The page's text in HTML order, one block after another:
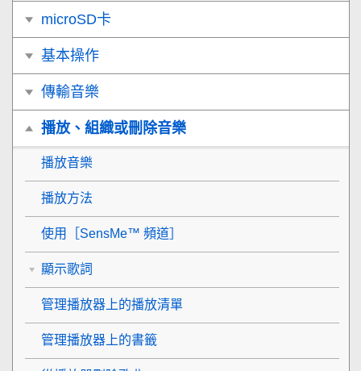
microSD卡
基本操作
傳輸音樂
播放、組織或刪除音樂
播放音樂
播放方法
使用［SensMe™ 頻道］
顯示歌詞
管理播放器上的播放清單
管理播放器上的書籤